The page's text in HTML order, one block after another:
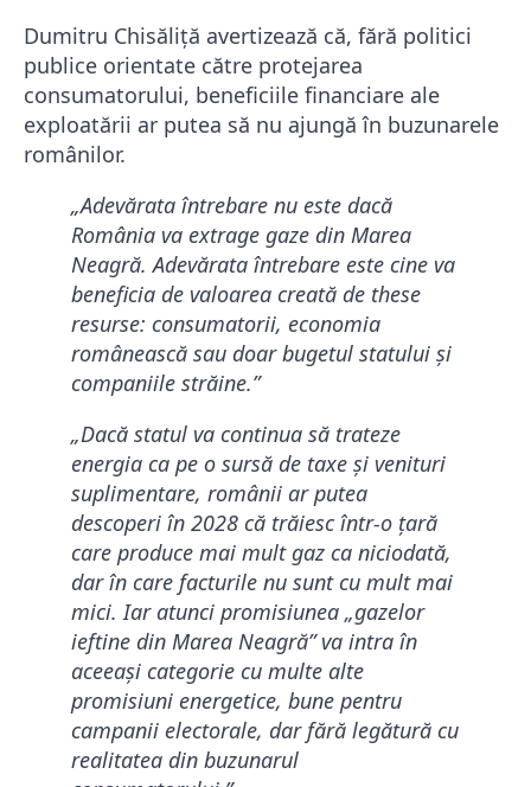
Dumitru Chisăliță avertizează că, fără politici
publice orientate către protejarea
consumatorului, beneficiile financiare ale
exploatării ar putea să nu ajungă în buzunarele
românilor.
„Adevărata întrebare nu este dacă
România va extrage gaze din Marea
Neagră. Adevărata întrebare este cine va
beneficia de valoarea creată de these
resurse: consumatorii, economia
românească sau doar bugetul statului și
companiile străine.”
„Dacă statul va continua să trateze
energia ca pe o sursă de taxe și venituri
suplimentare, românii ar putea
descoperi în 2028 că trăiesc într-o țară
care produce mai mult gaz ca niciodată,
dar în care facturile nu sunt cu mult mai
mici. Iar atunci promisiunea „gazelor
ieftine din Marea Neagră” va intra în
aceeași categorie cu multe alte
promisiuni energetice, bune pentru
campanii electorale, dar fără legătură cu
realitatea din buzunarul